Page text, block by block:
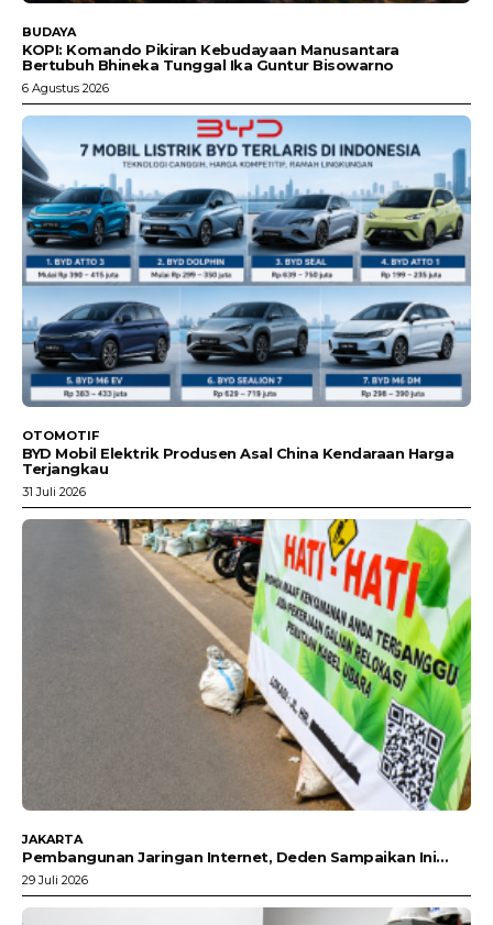
BUDAYA
KOPI: Komando Pikiran Kebudayaan Manusantara
Bertubuh Bhineka Tunggal Ika Guntur Bisowarno
6 Agustus 2026
OTOMOTIF
BYD Mobil Elektrik Produsen Asal China Kendaraan Harga
Terjangkau
31 Juli 2026
JAKARTA
Pembangunan Jaringan Internet, Deden Sampaikan Ini…
29 Juli 2026